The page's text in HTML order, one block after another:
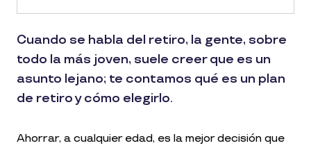
Cuando se habla del retiro, la gente, sobre
todo la más joven, suele creer que es un
asunto lejano; te contamos qué es un plan
de retiro y cómo elegirlo.
Ahorrar, a cualquier edad, es la mejor decisión que